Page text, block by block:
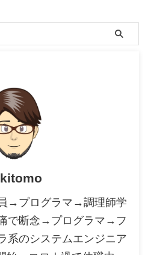
→プログラマ→調理師学
で断念→プログラマ→フ
系のシステムエンジニア